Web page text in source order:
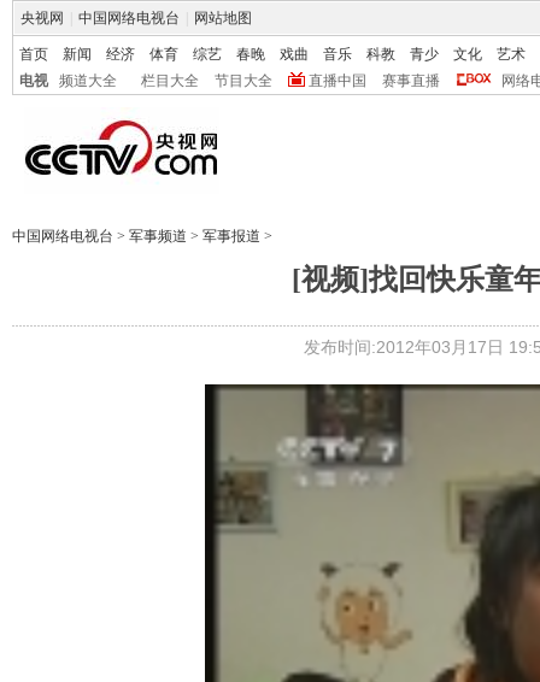
央视网 中国网络电视台 网站地图
首页 新闻 经济 体育 综艺 春晚 戏曲 音乐 科教 青少 文化
艺术
电视
频道大全 栏目大全 节目大全 直播中国 赛事直播 网络
中国网络电视台 > 军事频道 > 军事报道 >
[视频]找回快乐童
发布时间:2012年03月17日